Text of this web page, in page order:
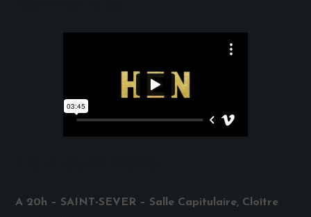
A 20h – SAINT-SEVER – Salle Capitulaire, Cloître